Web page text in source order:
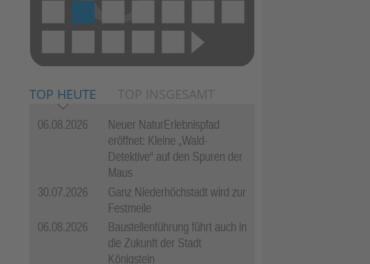
TOP HEUTE TOP INSGESAMT
06.08.2026
Neuer NaturErlebnispfad
eröffnet: Kleine „Wald-
Detektive“ auf den Spuren der
Maus
30.07.2026
Ganz Niederhöchstadt wird zur
Festmeile
06.08.2026
Baustellenführung führt auch in
die Zukunft der Stadt
Königstein